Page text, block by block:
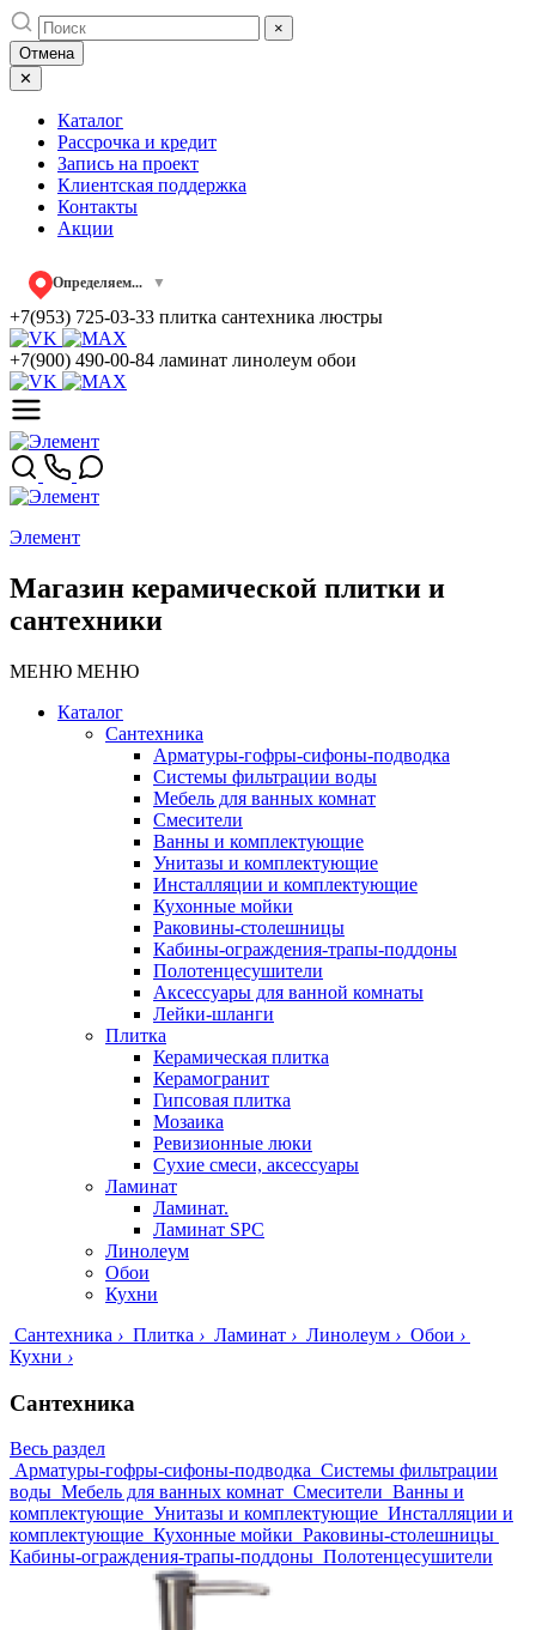
Skip
to
content
×
Отмена
✕
Каталог
Рассрочка и кредит
Запись на проект
Клиентская поддержка
Контакты
Акции
Определяем... ▼
+7(953) 725-03-33 плитка сантехника люстры
+7(900) 490-00-84 ламинат линолеум обои
Элемент
Магазин керамической плитки и
сантехники
МЕНЮ МЕНЮ
Каталог
Сантехника
Арматуры-гофры-сифоны-подводка
Системы фильтрации воды
Мебель для ванных комнат
Смесители
Ванны и комплектующие
Унитазы и комплектующие
Инсталляции и комплектующие
Кухонные мойки
Раковины-столешницы
Кабины-ограждения-трапы-поддоны
Полотенцесушители
Аксессуары для ванной комнаты
Лейки-шланги
Плитка
Керамическая плитка
Керамогранит
Гипсовая плитка
Мозаика
Ревизионные люки
Сухие смеси, аксессуары
Ламинат
Ламинат.
Ламинат SPC
Линолеум
Обои
Кухни
Сантехника › Плитка › Ламинат › Линолеум › Обои ›
Кухни ›
Сантехника
Весь раздел
Арматуры-гофры-сифоны-подводка Системы фильтрации
воды Мебель для ванных комнат Смесители Ванны и
комплектующие Унитазы и комплектующие Инсталляции и
комплектующие Кухонные мойки Раковины-столешницы
Кабины-ограждения-трапы-поддоны Полотенцесушители